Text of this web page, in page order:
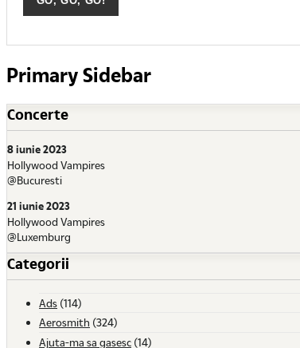
Primary Sidebar
Concerte
8 iunie 2023
Hollywood Vampires
@Bucuresti
21 iunie 2023
Hollywood Vampires
@Luxemburg
Categorii
Ads (114)
Aerosmith (324)
Ajuta-ma sa gasesc (14)